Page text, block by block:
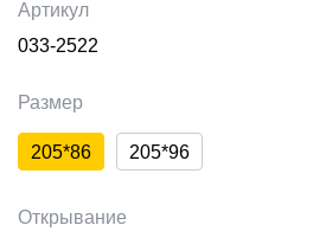
Артикул
033-2522
Размер
205*86 205*96
Открывание